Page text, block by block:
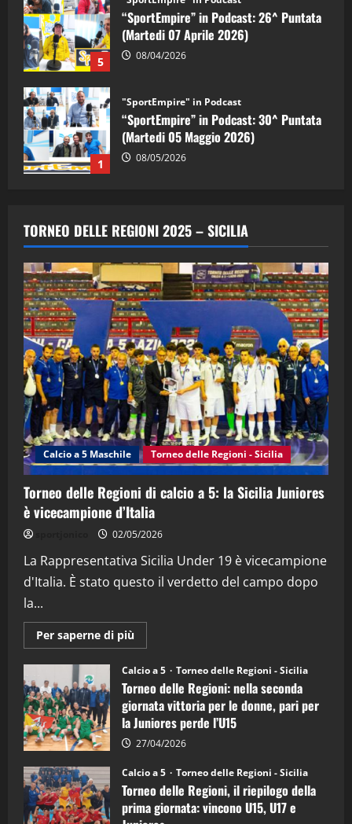
1
“SportEmpire” in Podcast: 30^ Puntata
(Martedi 05 Maggio 2026)
08/05/2026
2
"SportEmpire" in Podcast
“SportEmpire” in Podcast: 29^ Puntata
(Martedi 28 Aprile 2026)
28/04/2026
3
“SportEmpire” in Podcast: 28^ Puntata
(Martedi 21 Aprile 2026)
21/04/2026
4
"SportEmpire" in Podcast Sport News
“SportEmpire” in Podcast: 27^ Puntata
(Martedi 14 Aprile 2026)
15/04/2026
5
"SportEmpire" in Podcast
“SportEmpire” in Podcast: 26^ Puntata
(Martedi 07 Aprile 2026)
08/04/2026
TORNEO DELLE REGIONI 2025 – SICILIA
Calcio a 5 Maschile Torneo delle Regioni - Sicilia
Torneo delle Regioni di calcio a 5: la Sicilia Juniores
è vicecampione d’Italia
02/05/2026
La Rappresentativa Sicilia Under 19 è vicecampione
d'Italia. È stato questo il verdetto del campo dopo
la...
Per saperne di più
informazioni
Torneo
delle
Regioni
di
calcio
a
5:
la
Juniores
è
vicecampione
d’Italia
Calcio a 5 Torneo delle Regioni - Sicilia
Torneo delle Regioni: nella seconda
giornata vittoria per le donne, pari per
la Juniores perde l’U15
27/04/2026
Calcio a 5 Torneo delle Regioni - Sicilia
Torneo delle Regioni, il riepilogo della
prima giornata: vincono U15, U17 e